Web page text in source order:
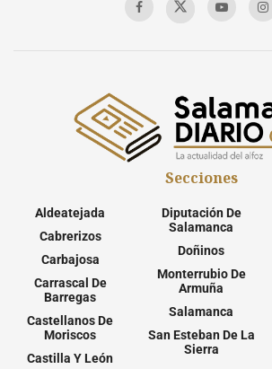
Secciones
Aldeatejada
Cabrerizos
Carbajosa
Carrascal De
Barregas
Castellanos De
Moriscos
Castilla Y León
Diputación De
Salamanca
Doñinos
Monterrubio De
Armuña
Salamanca
San Esteban De La
Sierra